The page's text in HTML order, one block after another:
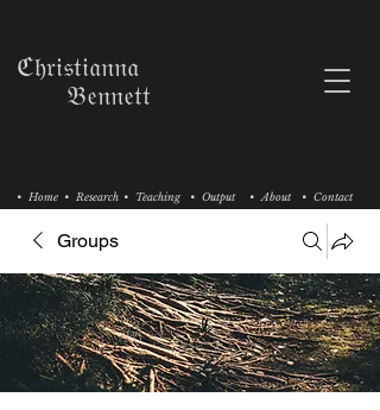
• Research • Teaching
• Home • Output • About • Contact
ℭ𝔥𝔯𝔦𝔰𝔱𝔦𝔞𝔫𝔫𝔞
𝔅𝔢𝔫𝔫𝔢𝔱𝔱
Groups